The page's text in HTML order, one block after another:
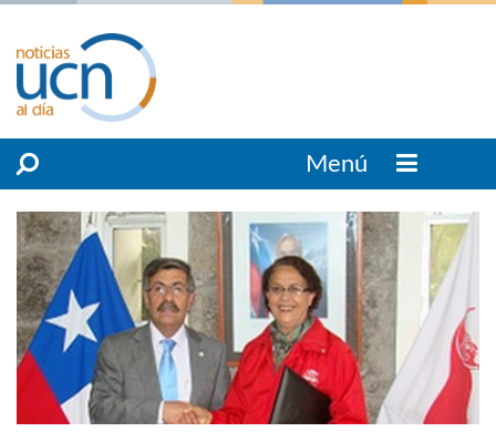
Menú